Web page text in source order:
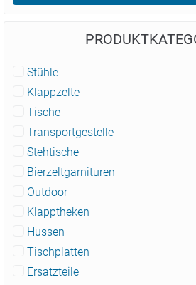
Stühle
Klappzelte
Tische
Transportgestelle
Stehtische
Bierzeltgarnituren
Outdoor
Klapptheken
Hussen
Tischplatten
Ersatzteile